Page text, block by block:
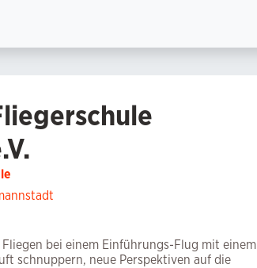
bei einem Einführungs-Flug mit einem
schnuppern, neue Perspektiven auf die